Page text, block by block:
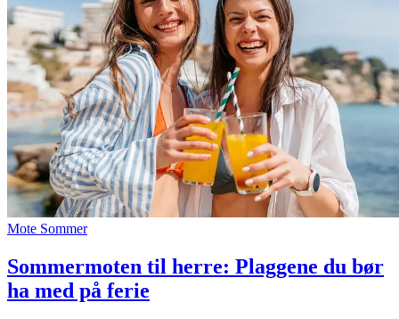
Åpningstider
Praktisk informasjon
Ledige stillinger
Magasin
Gavekort
Finn frem
Mote Sommer
Sommermoten til herre: Plaggene du bør
ha med på ferie